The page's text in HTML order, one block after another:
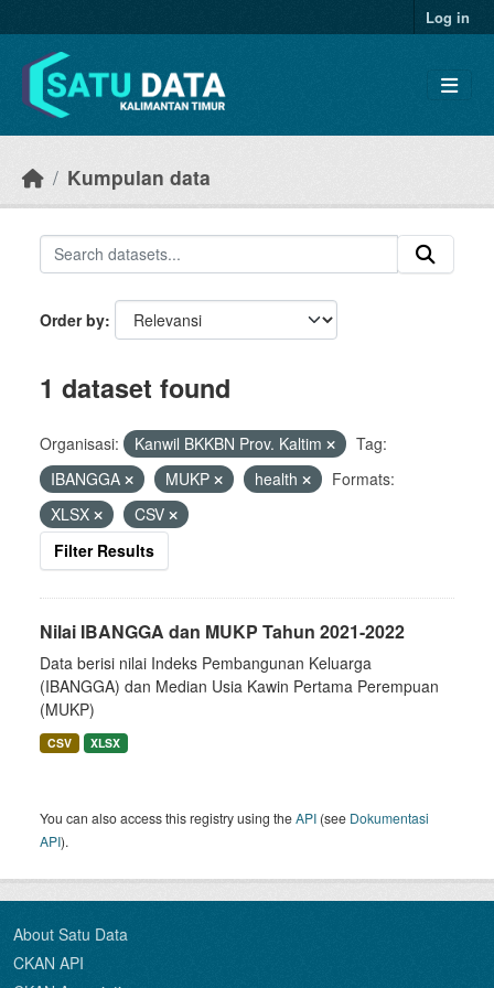
Log in
Kumpulan data
Order by
1 dataset found
Organisasi: Kanwil BKKBN Prov. Kaltim
Tag:
IBANGGA
MUKP health
Formats:
XLSX
CSV
Filter Results
Nilai IBANGGA dan MUKP Tahun 2021-2022
Data berisi nilai Indeks Pembangunan Keluarga
(IBANGGA) dan Median Usia Kawin Pertama Perempuan
(MUKP)
CSV XLSX
You can also access this registry using theAPI (see Dokumentasi
API).
About Satu Data
CKAN API